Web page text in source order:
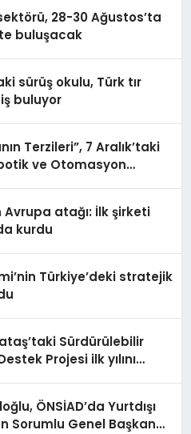
28-30 Ağustos’ta
buluşacak
sürüş okulu, Türk tır
buluyor
Terzileri”, 7 Aralık’taki
ve Otomasyon
Avrupa atağı: İlk şirketi
kurdu
Türkiye’deki stratejik
Sürdürülebilir
Projesi ilk yılını
ÖNSİAD’da Yurtdışı
Sorumlu Genel Başkan